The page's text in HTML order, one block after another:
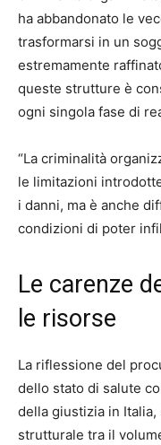
ha abbandonato le
trasformarsi in un
estremamente
queste strutture è
ogni singola fase di
“La criminalità
le limitazioni
i danni, ma è anche
condizioni di poter
Le carenze
le risorse
La riflessione del
dello stato di salute
della giustizia in
strutturale tra il